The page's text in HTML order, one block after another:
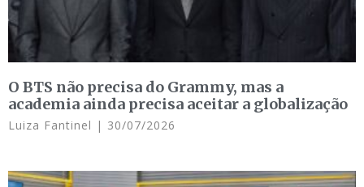
O BTS não precisa do Grammy, mas a
academia ainda precisa aceitar a globalização
Luiza Fantinel 30/07/2026